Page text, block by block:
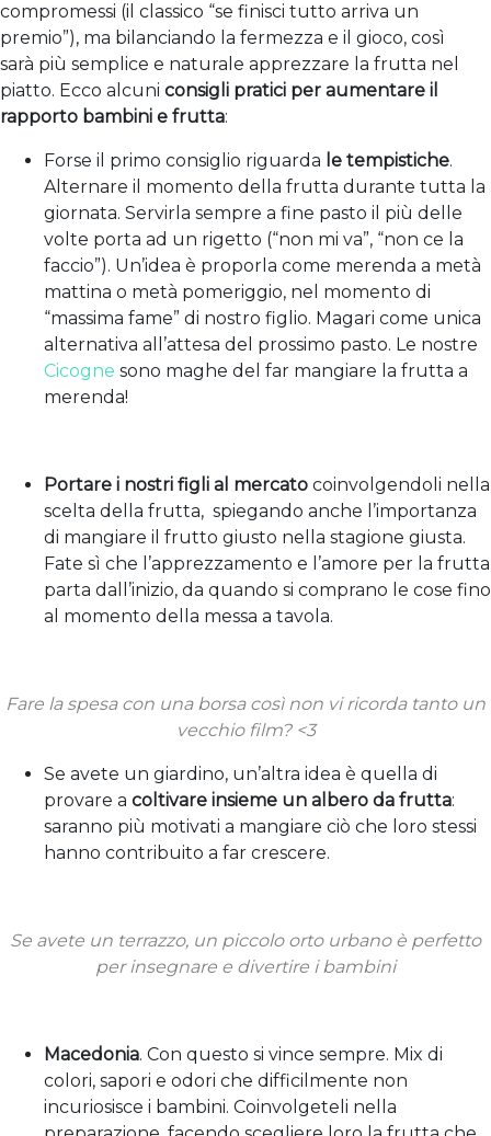
compromessi (il classico “se finisci tutto arriva un
premio”), ma bilanciando la fermezza e il gioco, così
sarà più semplice e naturale apprezzare la frutta nel
piatto. Ecco alcuni consigli pratici per aumentare il
rapporto bambini e frutta:
Forse il primo consiglio riguarda le tempistiche.
Alternare il momento della frutta durante tutta la
giornata. Servirla sempre a fine pasto il più delle
volte porta ad un rigetto (“non mi va”, “non ce la
faccio”). Un’idea è proporla come merenda a metà
mattina o metà pomeriggio, nel momento di
“massima fame” di nostro figlio. Magari come unica
alternativa all’attesa del prossimo pasto. Le nostre
Cicogne sono maghe del far mangiare la frutta a
merenda!
Portare i nostri figli al mercato coinvolgendoli nella
scelta della frutta, spiegando anche l’importanza
di mangiare il frutto giusto nella stagione giusta.
Fate sì che l’apprezzamento e l’amore per la frutta
parta dall’inizio, da quando si comprano le cose fino
al momento della messa a tavola.
Fare la spesa con una borsacosì non vi ricorda tanto un
vecchio film? <3
Se avete un giardino, un’altra idea è quella di
provare a coltivare insieme un albero da frutta:
saranno più motivati a mangiare ciò che loro stessi
hanno contribuito a far crescere.
Se avete un terrazzo, un piccolo orto urbanoè perfetto
per insegnare e divertire i bambini
Macedonia. Con questo si vince sempre. Mix di
colori, sapori e odori che difficilmente non
incuriosisce i bambini. Coinvolgeteli nella